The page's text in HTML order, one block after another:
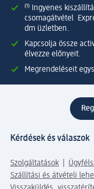
⁽¹⁾ Ingyenes
csomagátvétel
dm üzletben.
Kapcsolja össze
élvezze előnyeit.
Megrendeléseit
Kérdések és válaszok
Szolgáltatások
Szállítási és átvételi